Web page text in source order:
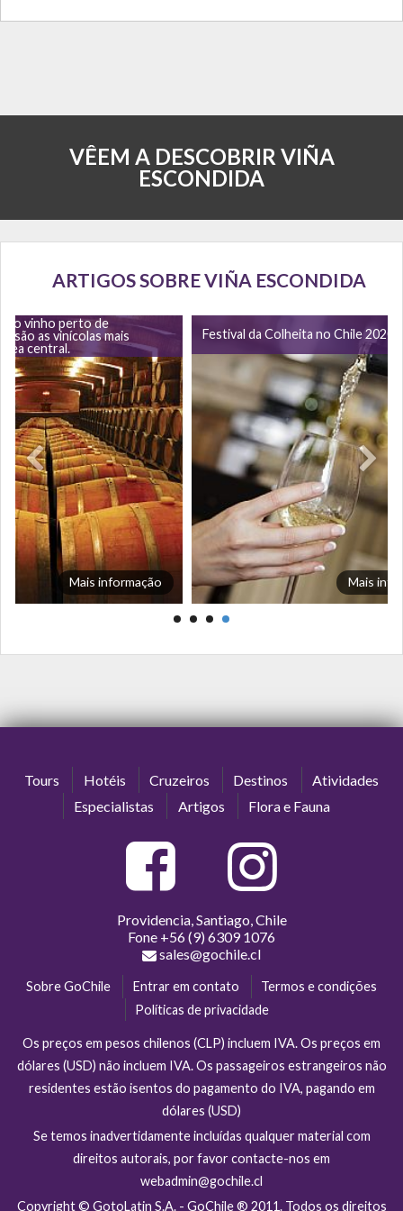
VÊEM A DESCOBRIR VIÑA
ESCONDIDA
ARTIGOS SOBRE VIÑA ESCONDIDA
do vinho perto de
são as vinícolas mais
central.
Mais informação
Festival da Colheita no Chile 2020
Mais
Tours Hotéis Cruzeiros Destinos
Atividades
Especialistas
Artigos Flora e Fauna
Providencia, Santiago, Chile
Fone +56 (9) 6309 1076
sales@gochile.cl
Sobre GoChile Entrar em contato
Termos e condições
Políticas de privacidade
Os preços em pesos chilenos (CLP) incluem IVA. Os preços em
dólares (USD) não incluem IVA. Os passageiros estrangeiros não
residentes estão isentos do pagamento do IVA, pagando em
dólares (USD)
Se temos inadvertidamente incluídas qualquer material com
direitos autorais, por favor contacte-nos em
webadmin@gochile.cl
Copyright © GotoLatin S.A. - GoChile ® 2011. Todos os direitos